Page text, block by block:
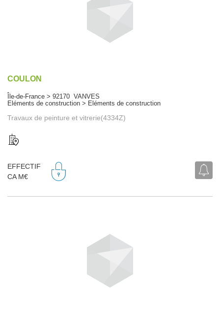
COULON
Île-de-France > 92170 VANVES
Eléments de construction > Eléments de construction
Travaux de peinture et vitrerie(4334Z)
EFFECTIF
CA M€